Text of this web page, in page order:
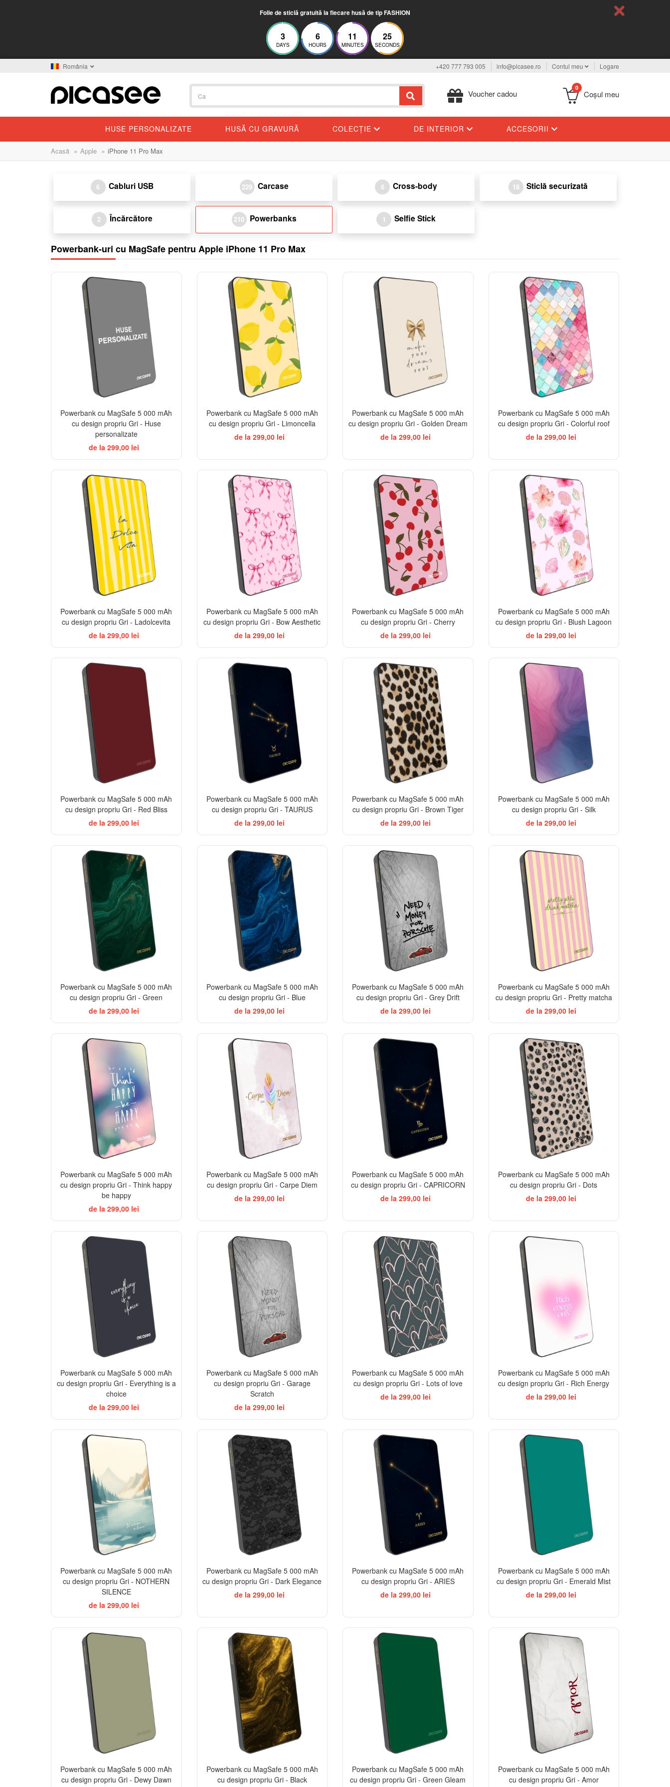
Folie de sticlă gratuită la fiecare husă de tip FASHION
3
DAYS
6
HOURS
11
MINUTES
24
SECONDS
România +420 777 793 005 info@picasee.ro Contul meu Logare
Voucher cadou
0
Coşul meu
HUSE PERSONALIZATE HUSĂ CU GRAVURĂ COLECȚIE DE INTERIOR ACCESORII
Acasă » Apple » iPhone 11 Pro Max
6 Cabluri USB 229 Carcase 6 Cross-body 18 Sticlă securizată
2 Încărcătore 210 Powerbanks 1 Selfie Stick
Powerbank-uri cu MagSafe pentru Apple iPhone 11 Pro Max
Powerbank cu MagSafe 5 000 mAh
cu design propriu Gri - Huse
personalizate
de la 299,00 lei
Powerbank cu MagSafe 5 000 mAh
cu design propriu Gri - Limoncella
de la 299,00 lei
Powerbank cu MagSafe 5 000 mAh
cu design propriu Gri - Golden Dream
de la 299,00 lei
Powerbank cu MagSafe 5 000 mAh
cu design propriu Gri - Colorful roof
de la 299,00 lei
Powerbank cu MagSafe 5 000 mAh
cu design propriu Gri - Ladolcevita
de la 299,00 lei
Powerbank cu MagSafe 5 000 mAh
cu design propriu Gri - Bow Aesthetic
de la 299,00 lei
Powerbank cu MagSafe 5 000 mAh
cu design propriu Gri - Cherry
de la 299,00 lei
Powerbank cu MagSafe 5 000 mAh
cu design propriu Gri - Blush Lagoon
de la 299,00 lei
Powerbank cu MagSafe 5 000 mAh
cu design propriu Gri - Red Bliss
de la 299,00 lei
Powerbank cu MagSafe 5 000 mAh
cu design propriu Gri - TAURUS
de la 299,00 lei
Powerbank cu MagSafe 5 000 mAh
cu design propriu Gri - Brown Tiger
de la 299,00 lei
Powerbank cu MagSafe 5 000 mAh
cu design propriu Gri - Silk
de la 299,00 lei
Powerbank cu MagSafe 5 000 mAh
cu design propriu Gri - Green
de la 299,00 lei
Powerbank cu MagSafe 5 000 mAh
cu design propriu Gri - Blue
de la 299,00 lei
Powerbank cu MagSafe 5 000 mAh
cu design propriu Gri - Grey Drift
de la 299,00 lei
Powerbank cu MagSafe 5 000 mAh
cu design propriu Gri - Pretty matcha
de la 299,00 lei
Powerbank cu MagSafe 5 000 mAh
cu design propriu Gri - Think happy
be happy
de la 299,00 lei
Powerbank cu MagSafe 5 000 mAh
cu design propriu Gri - Carpe Diem
de la 299,00 lei
Powerbank cu MagSafe 5 000 mAh
cu design propriu Gri - CAPRICORN
de la 299,00 lei
Powerbank cu MagSafe 5 000 mAh
cu design propriu Gri - Dots
de la 299,00 lei
Powerbank cu MagSafe 5 000 mAh
cu design propriu Gri - Everything is a
choice
de la 299,00 lei
Powerbank cu MagSafe 5 000 mAh
cu design propriu Gri - Garage
Scratch
de la 299,00 lei
Powerbank cu MagSafe 5 000 mAh
cu design propriu Gri - Lots of love
de la 299,00 lei
Powerbank cu MagSafe 5 000 mAh
cu design propriu Gri - Rich Energy
de la 299,00 lei
Powerbank cu MagSafe 5 000 mAh
cu design propriu Gri - NOTHERN
SILENCE
de la 299,00 lei
Powerbank cu MagSafe 5 000 mAh
cu design propriu Gri - Dark Elegance
de la 299,00 lei
Powerbank cu MagSafe 5 000 mAh
cu design propriu Gri - ARIES
de la 299,00 lei
Powerbank cu MagSafe 5 000 mAh
cu design propriu Gri - Emerald Mist
de la 299,00 lei
Powerbank cu MagSafe 5 000 mAh
cu design propriu Gri - Dewy Dawn
Powerbank cu MagSafe 5 000 mAh
cu design propriu Gri - Black
Powerbank cu MagSafe 5 000 mAh
cu design propriu Gri - Green Gleam
Powerbank cu MagSafe 5 000 mAh
cu design propriu Gri - Amor